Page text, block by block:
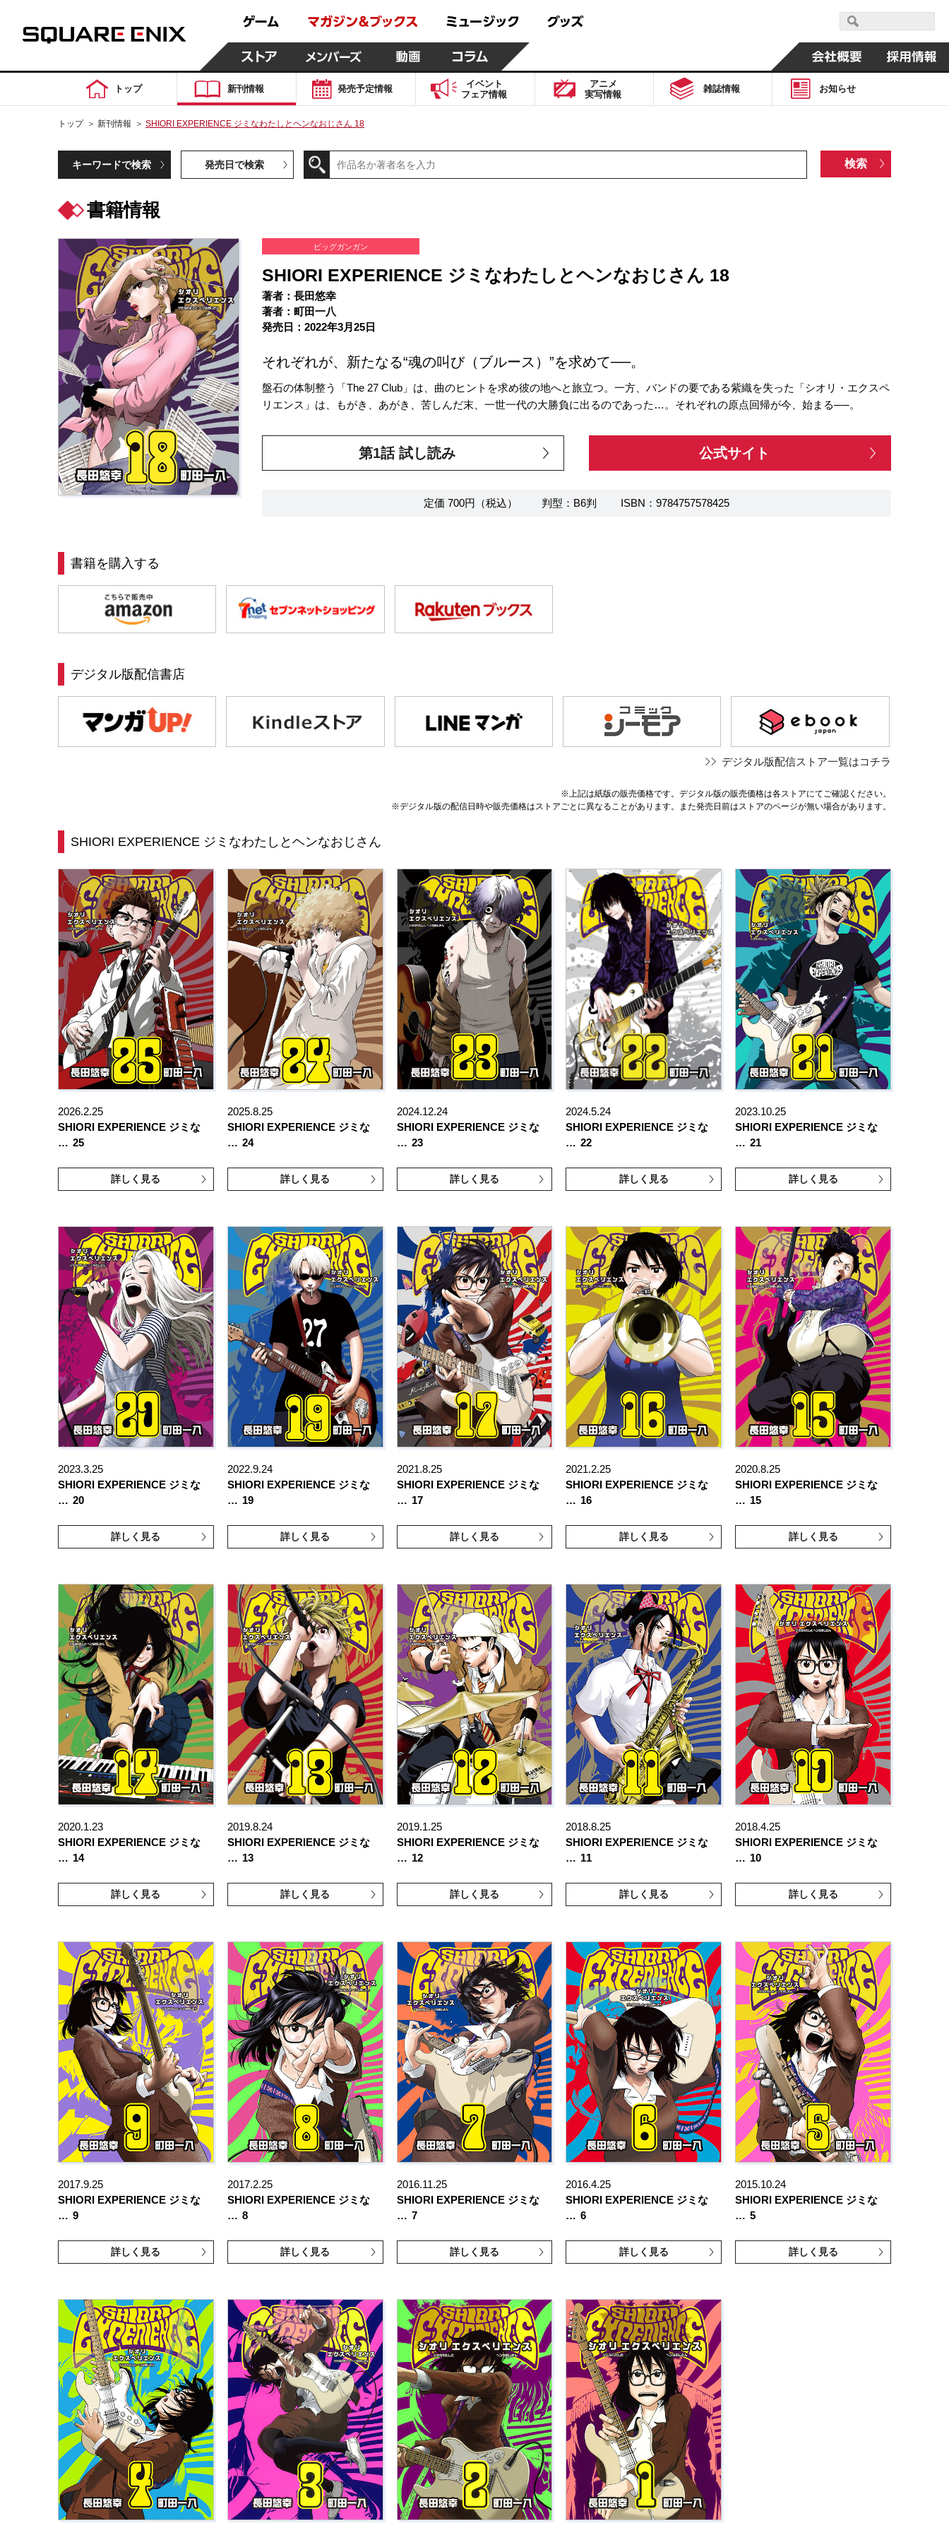
トップ 新刊情報 発売予定情報
イベント
フェア情報
アニメ
実写情報
雑誌情報 お知らせ
トップ ＞ 新刊情報 ＞ SHIORI EXPERIENCE ジミなわたしとヘンなおじさん 18
キーワードで検索 発売日で検索
書籍情報
ビッグガンガン
SHIORI EXPERIENCE ジミなわたしとヘンなおじさん 18
著者：長田悠幸
著者：町田一八
発売日：2022年3月25日
それぞれが、新たなる“魂の叫び（ブルース）”を求めて──。
盤石の体制整う「The 27 Club」は、曲のヒントを求め彼の地へと旅立つ。一方、バンドの要である紫織を失った「シオリ・エクスペ
リエンス」は、もがき、あがき、苦しんだ末、一世一代の大勝負に出るのであった…。それぞれの原点回帰が今、始まる──。
第1話 試し読み 公式サイト
定価 700円（税込） 判型：B6判 ISBN：9784757578425
書籍を購入する
デジタル版配信書店
デジタル版配信ストア一覧はコチラ
※上記は紙版の販売価格です。デジタル版の販売価格は各ストアにてご確認ください。
※デジタル版の配信日時や販売価格はストアごとに異なることがあります。また発売日前はストアのページが無い場合があります。
SHIORI EXPERIENCE ジミなわたしとヘンなおじさん
2026.2.25
SHIORI EXPERIENCE ジミな
… 25
詳しく見る
2025.8.25
SHIORI EXPERIENCE ジミな
… 24
詳しく見る
2024.12.24
SHIORI EXPERIENCE ジミな
… 23
詳しく見る
2024.5.24
SHIORI EXPERIENCE ジミな
… 22
詳しく見る
2023.10.25
SHIORI EXPERIENCE ジミな
… 21
詳しく見る
2023.3.25
SHIORI EXPERIENCE ジミな
… 20
詳しく見る
2022.9.24
SHIORI EXPERIENCE ジミな
… 19
詳しく見る
2021.8.25
SHIORI EXPERIENCE ジミな
… 17
詳しく見る
2021.2.25
SHIORI EXPERIENCE ジミな
… 16
詳しく見る
2020.8.25
SHIORI EXPERIENCE ジミな
… 15
詳しく見る
2020.1.23
SHIORI EXPERIENCE ジミな
… 14
詳しく見る
2019.8.24
SHIORI EXPERIENCE ジミな
… 13
詳しく見る
2019.1.25
SHIORI EXPERIENCE ジミな
… 12
詳しく見る
2018.8.25
SHIORI EXPERIENCE ジミな
… 11
詳しく見る
2018.4.25
SHIORI EXPERIENCE ジミな
… 10
詳しく見る
2017.9.25
SHIORI EXPERIENCE ジミな
… 9
詳しく見る
2017.2.25
SHIORI EXPERIENCE ジミな
… 8
詳しく見る
2016.11.25
SHIORI EXPERIENCE ジミな
… 7
詳しく見る
2016.4.25
SHIORI EXPERIENCE ジミな
… 6
詳しく見る
2015.10.24
SHIORI EXPERIENCE ジミな
… 5
詳しく見る